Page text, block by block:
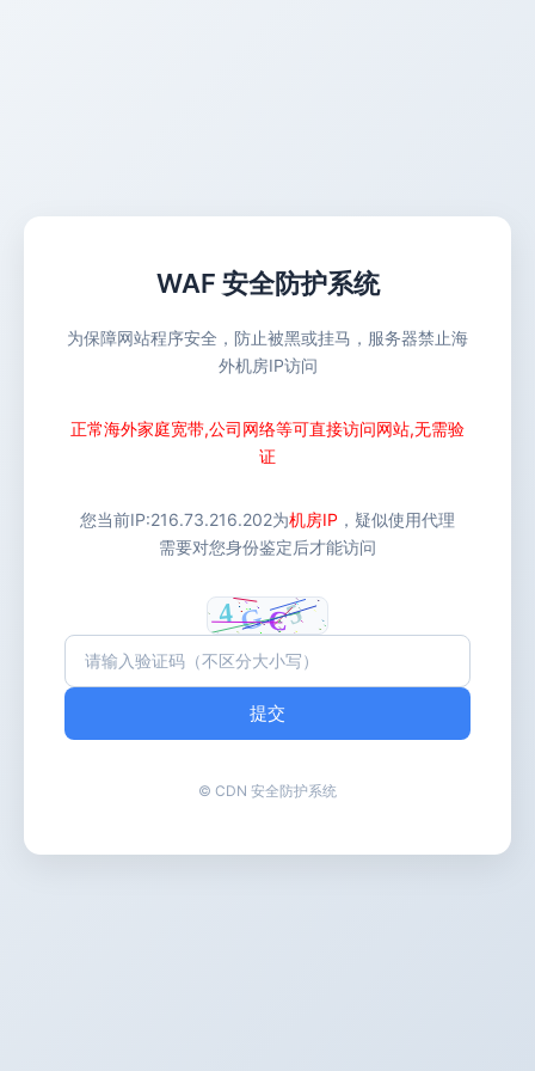
WAF 安全防护系统
为保障网站程序安全，防止被黑或挂马，服务器禁止海
外机房IP访问
正常海外家庭宽带,公司网络等可直接访问网站,无需验
证
您当前IP:216.73.216.202为机房IP ，疑似使用代理
需要对您身份鉴定后才能访问
提交
© CDN 安全防护系统